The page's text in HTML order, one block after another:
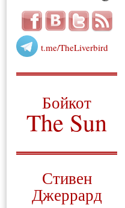
t.me/TheLiverbird
Бойкот
The Sun
Стивен
Джеррард